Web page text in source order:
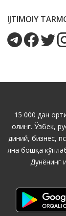
IJTIMOIY
15 000 дан
олинг. Ўзбек,
диний, бизнес,
яна бошқа
Дунёнинг